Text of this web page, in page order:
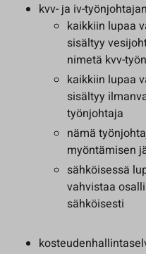
kvv- ja iv-
kaikkiin lupaa
sisältyy
nimetä kvv-
kaikkiin lupaa
sisältyy
työnjohtaja
nämä
myöntämisen
sähköisessä
vahvistaa
sähköisesti